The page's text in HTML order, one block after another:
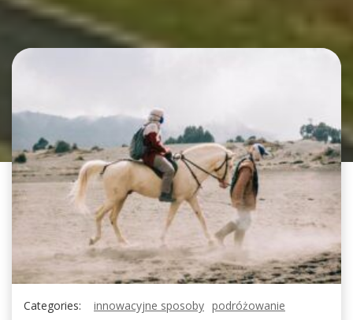
Categories: innowacyjne sposoby podróżowanie